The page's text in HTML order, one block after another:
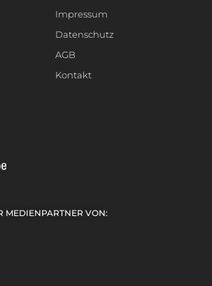
Impressum
Datenschutz
AGB
Kontakt
MEDIENPARTNER VON: